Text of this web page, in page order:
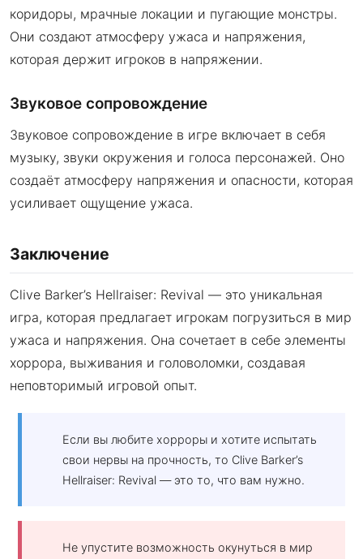
коридоры, мрачные локации и пугающие монстры.
Они создают атмосферу ужаса и напряжения,
которая держит игроков в напряжении.
Звуковое сопровождение
Звуковое сопровождение в игре включает в себя
музыку, звуки окружения и голоса персонажей. Оно
создаёт атмосферу напряжения и опасности, которая
усиливает ощущение ужаса.
Заключение
Clive Barker’s Hellraiser: Revival — это уникальная
игра, которая предлагает игрокам погрузиться в мир
ужаса и напряжения. Она сочетает в себе элементы
хоррора, выживания и головоломки, создавая
неповторимый игровой опыт.
Если вы любите хорроры и хотите испытать
свои нервы на прочность, то Clive Barker’s
Hellraiser: Revival — это то, что вам нужно.
Не упустите возможность окунуться в мир